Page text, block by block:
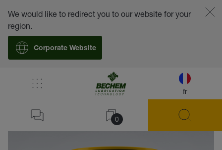
fr
0
We would like to redirect you to our website for your
region.
Corporate Website